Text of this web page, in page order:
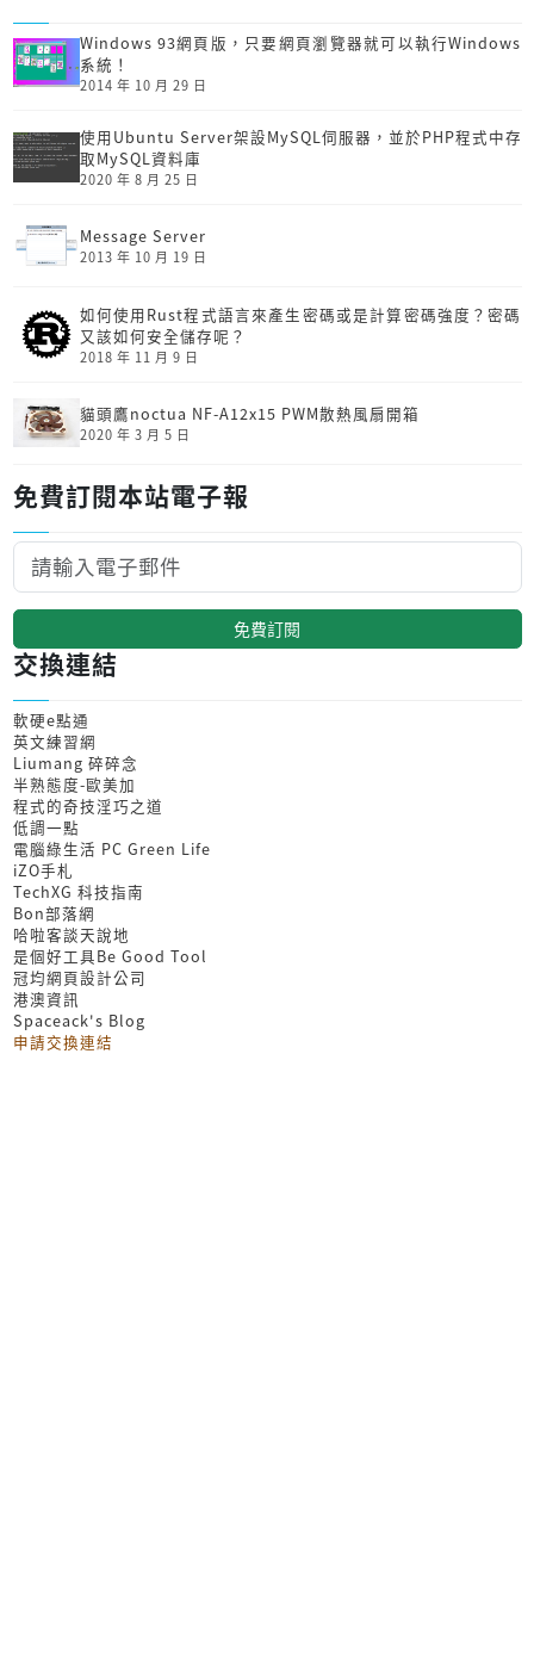
Windows 93網頁版，只要網頁瀏覽器就可以執行Windows
系統！
2014 年 10 月 29 日
使用Ubuntu Server架設MySQL伺服器，並於PHP程式中存
取MySQL資料庫
2020 年 8 月 25 日
Message Server
2013 年 10 月 19 日
如何使用Rust程式語言來產生密碼或是計算密碼強度？密碼
又該如何安全儲存呢？
2018 年 11 月 9 日
貓頭鷹noctua NF-A12x15 PWM散熱風扇開箱
2020 年 3 月 5 日
免費訂閱本站電子報
免費訂閱
交換連結
軟硬e點通
英文練習網
Liumang 碎碎念
半熟態度-歐美加
程式的奇技淫巧之道
低調一點
電腦綠生活 PC Green Life
iZO手札
TechXG 科技指南
Bon部落網
哈啦客談天說地
是個好工具Be Good Tool
冠均網頁設計公司
港澳資訊
Spaceack's Blog
申請交換連結